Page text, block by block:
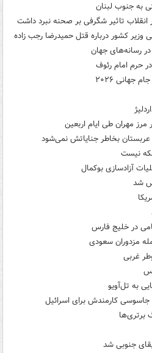
به جنوب لبنان
تاثیر شگرفی بر صحنه نبرد داشت
وزیر کشور درباره قتل حمیدرضا رجب زاده
در رسانه‌های جهان
حرم امام رئوف
۲۰۲۶
بخاطر جنایاتش نمی‌شود
نیست
آزادسازی بوکمال
شد
در خلیج فارس
به تل‌آویو
جاسوسی کارمندش برای اسرائیل
برتری‌ها
جنوبی شد